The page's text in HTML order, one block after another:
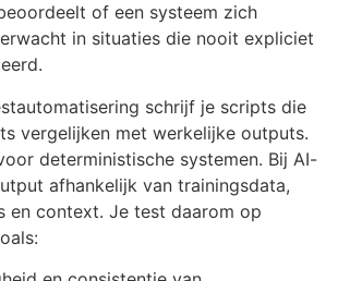
of een systeem zich
in situaties die nooit expliciet
schrijf je scripts die
vergelijken met werkelijke outputs.
deterministische systemen. Bij AI-
afhankelijk van trainingsdata,
en context. Je test daarom op